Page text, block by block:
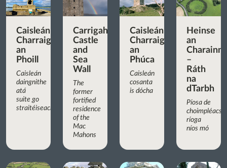
Caisleán
Charraig
an
Phoill
Caisleán
daingnithe
atá
suite go
straitéiseach
Carrigaholt
Castle
and
Sea
Wall
The
former
fortified
residence
of the
Mac
Mahons
Caisleán
Charraig
an
Phúca
Caisleán
cosanta
is dócha
Heinse
an
Charainn
–
Ráth
na
dTarbh
Píosa de
choimpléacs
ríoga
níos mó